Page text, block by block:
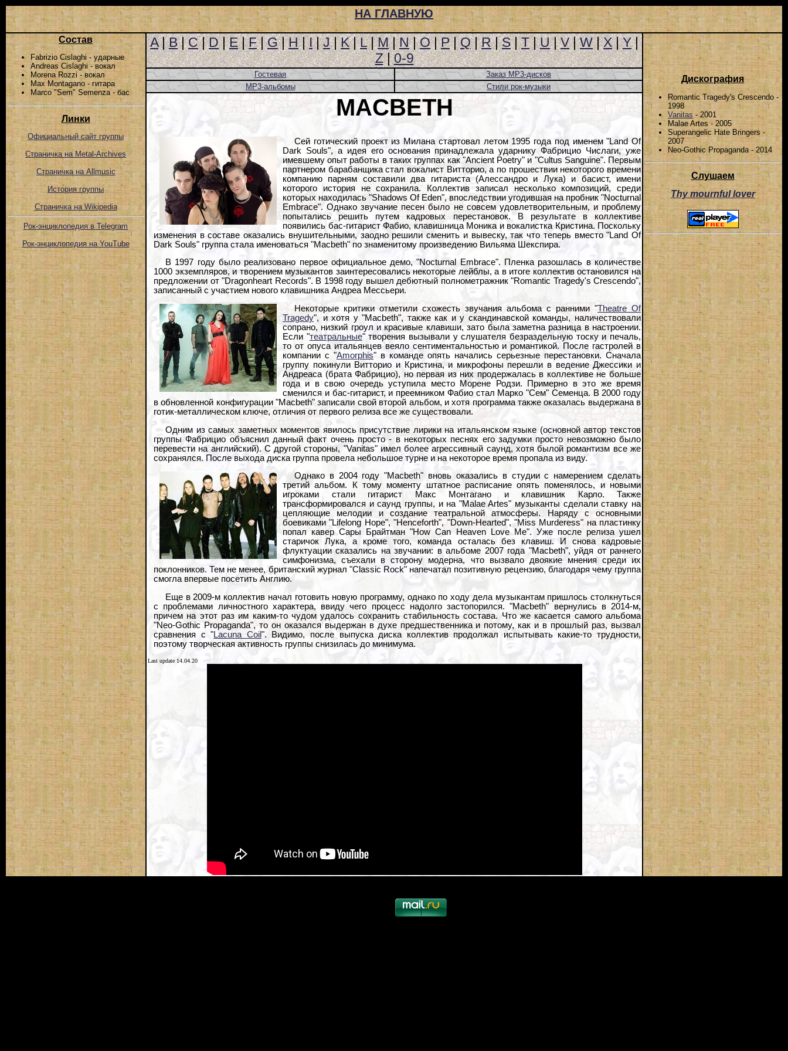
НА ГЛАВНУЮ
Состав
Fabrizio Cislaghi - ударные
Andreas Cislaghi - вокал
Morena Rozzi - вокал
Max Montagano - гитара
Marco "Sem" Semenza - бас
Линки
Официальный сайт группы
Страничка на Metal-Archives
Страничка на Allmusic
История группы
Страничка на Wikipedia
Рок-энциклопедия в Telegram
Рок-энциклопедия на YouTube
A|B|C|D|E|F|G|H|I|J|K|L|M|N|O|P|Q|R|S|T|U|V|W|X|Y|
Z|0-9
Дискография
Romantic Tragedy's Crescendo -
1998
Vanitas - 2001
Malae Artes - 2005
Superangelic Hate Bringers -
2007
Neo-Gothic Propaganda - 2014
Слушаем
Thy mournful lover
Гостевая
Заказ MP3-дисков
MP3-альбомы
Стили рок-музыки
MACBETH
Сей готический проект из Милана стартовал летом 1995 года под именем "Land Of
Dark Souls", а идея его основания принадлежала ударнику Фабрицио Числаги, уже
имевшему опыт работы в таких группах как "Ancient Poetry" и "Cultus Sanguine". Первым
партнером барабанщика стал вокалист Витторио, а по прошествии некоторого времени
компанию парням составили два гитариста (Алессандро и Лука) и басист, имени
которого история не сохранила. Коллектив записал несколько композиций, среди
которых находилась "Shadows Of Eden", впоследствии угодившая на пробник "Nocturnal
Embrace". Однако звучание песен было не совсем удовлетворительным, и проблему
попытались решить путем кадровых перестановок. В результате в коллективе
появились бас-гитарист Фабио, клавишница Моника и вокалистка Кристина. Поскольку
изменения в составе оказались внушительными, заодно решили сменить и вывеску, так что теперь вместо "Land Of
Dark Souls" группа стала именоваться "Macbeth" по знаменитому произведению Вильяма Шекспира.
В 1997 году было реализовано первое официальное демо, "Nocturnal Embrace". Пленка разошлась в количестве
1000 экземпляров, и творением музыкантов заинтересовались некоторые лейблы, а в итоге коллектив остановился на
предложении от "Dragonheart Records". В 1998 году вышел дебютный полнометражник "Romantic Tragedy's Crescendo",
записанный с участием нового клавишника Андреа Мессьери.
Некоторые критики отметили схожесть звучания альбома с ранними "Theatre Of
Tragedy", и хотя у "Macbeth", также как и у скандинавской команды, наличествовали
сопрано, низкий гроул и красивые клавиши, зато была заметна разница в настроении.
Если "театральные" творения вызывали у слушателя безраздельную тоску и печаль,
то от опуса итальянцев веяло сентиментальностью и романтикой. После гастролей в
компании с "Amorphis" в команде опять начались серьезные перестановки. Сначала
группу покинули Витторио и Кристина, и микрофоны перешли в ведение Джессики и
Андреаса (брата Фабрицио), но первая из них продержалась в коллективе не больше
года и в свою очередь уступила место Морене Родзи. Примерно в это же время
сменился и бас-гитарист, и преемником Фабио стал Марко "Сем" Семенца. В 2000 году
в обновленной конфигурации "Macbeth" записали свой второй альбом, и хотя программа также оказалась выдержана в
готик-металлическом ключе, отличия от первого релиза все же существовали.
Одним из самых заметных моментов явилось присутствие лирики на итальянском языке (основной автор текстов
группы Фабрицио объяснил данный факт очень просто - в некоторых песнях его задумки просто невозможно было
перевести на английский). С другой стороны, "Vanitas" имел более агрессивный саунд, хотя былой романтизм все же
сохранялся. После выхода диска группа провела небольшое турне и на некоторое время пропала из виду.
Однако в 2004 году "Macbeth" вновь оказались в студии с намерением сделать
третий альбом. К тому моменту штатное расписание опять поменялось, и новыми
игроками стали гитарист Макс Монтагано и клавишник Карло. Также
трансформировался и саунд группы, и на "Malae Artes" музыканты сделали ставку на
цепляющие мелодии и создание театральной атмосферы. Наряду с основными
боевиками "Lifelong Hope", "Henceforth", "Down-Hearted", "Miss Murderess" на пластинку
попал кавер Сары Брайтман "How Can Heaven Love Me". Уже после релиза ушел
старичок Лука, а кроме того, команда осталась без клавиш. И снова кадровые
флуктуации сказались на звучании: в альбоме 2007 года "Macbeth", уйдя от раннего
симфонизма, съехали в сторону модерна, что вызвало двоякие мнения среди их
поклонников. Тем не менее, британский журнал "Classic Rock" напечатал позитивную рецензию, благодаря чему группа
смогла впервые посетить Англию.
Еще в 2009-м коллектив начал готовить новую программу, однако по ходу дела музыкантам пришлось столкнуться
с проблемами личностного характера, ввиду чего процесс надолго застопорился. "Macbeth" вернулись в 2014-м,
причем на этот раз им каким-то чудом удалось сохранить стабильность состава. Что же касается самого альбома
"Neo-Gothic Propaganda", то он оказался выдержан в духе предшественника и потому, как и в прошлый раз, вызвал
сравнения с "Lacuna Coil". Видимо, после выпуска диска коллектив продолжал испытывать какие-то трудности,
поэтому творческая активность группы снизилась до минимума.
Last update 14.04.20